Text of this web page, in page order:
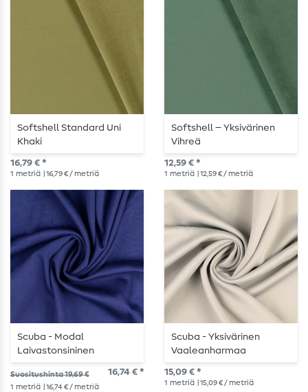
Softshell Standard Uni
Khaki
16,79 € *
1 metriä | 16,79 € / metriä
Softshell – Yksivärinen
Vihreä
12,59 € *
1 metriä | 12,59 € / metriä
Scuba - Modal
Laivastonsininen
Suositushinta 19,69 € 16,74 € *
1 metriä | 16,74 € / metriä
Scuba - Yksivärinen
Vaaleanharmaa
15,09 € *
1 metriä | 15,09 € / metriä